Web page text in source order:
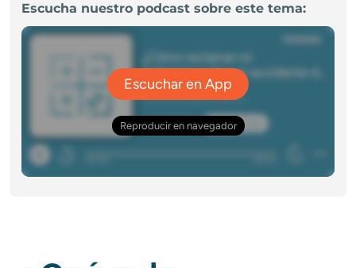
Escucha nuestro podcast sobre este tema: